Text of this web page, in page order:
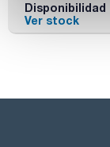
Disponibilidad
Ver stock